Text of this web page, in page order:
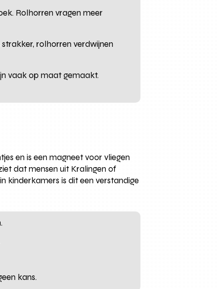
Rolhorren vragen meer
rolhorren verdwijnen
vaak op maat gemaakt.
en is een magneet voor vliegen
dat mensen uit Kralingen of
kinderkamers is dit een verstandige
kans.